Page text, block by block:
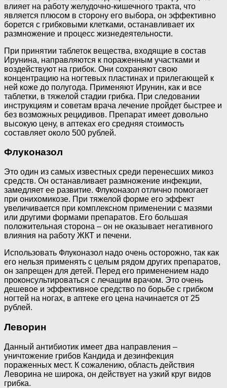
влияет на работу желудочно-кишечного тракта, что
является плюсом в сторону его выбора, он эффективно
борется с грибковыми клетками, останавливает их
размножение и процесс жизнедеятельности.
При принятии таблеток вещества, входящие в состав
Ирунина, направляются к пораженным участками и
воздействуют на грибок. Они сохраняют свою
концентрацию на ногтевых пластинах и прилегающей к
ней коже до полугода. Применяют Ирунин, как и все
таблетки, в тяжелой стадии грибка. При следовании
инструкциям и советам врача лечение пройдет быстрее и
без возможных рецидивов. Препарат имеет довольно
высокую цену, в аптеках его средняя стоимость
составляет около 500 рублей.
Флуконазол
Это один из самых известных среди перенесших микоз
средств. Он останавливает размножение инфекции,
замедляет ее развитие. Флуконазол отлично помогает
при онихомикозе. При тяжелой форме его эффект
увеличивается при комплексном применении с мазями
или другими формами препаратов. Его большая
положительная сторона – он не оказывает негативного
влияния на работу ЖКТ и печени.
Использовать Флуконазол надо очень осторожно, так как
его нельзя применять с целым рядом других препаратов,
он запрещен для детей. Перед его применением надо
проконсультироваться с лечащим врачом. Это очень
дешевое и эффективное средство по борьбе с грибком
ногтей на ногах, в аптеке его цена начинается от 25
рублей.
Леворин
Данный антибиотик имеет два направления –
уничтожение грибов Кандида и дезинфекция
пораженных мест. К сожалению, область действия
Леворина не широка, он действует на узкий круг видов
грибка.